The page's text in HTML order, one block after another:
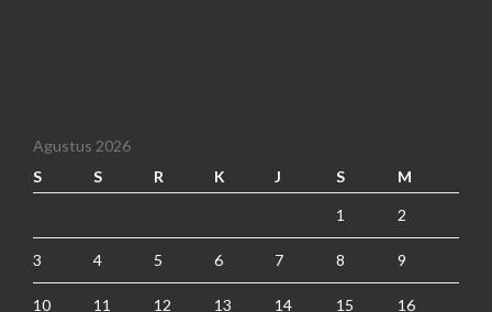
Agustus 2026
S
S R K J S M
1 2
3 4 5 6 7 8 9
10 11 12 13 14 15 16